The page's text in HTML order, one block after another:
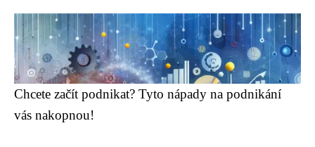
Chcete začít podnikat? Tyto nápady na podnikání
vás nakopnou!